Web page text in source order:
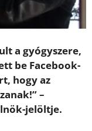
a gyógyszere,
be Facebook-
hogy az
–
jelöltje.